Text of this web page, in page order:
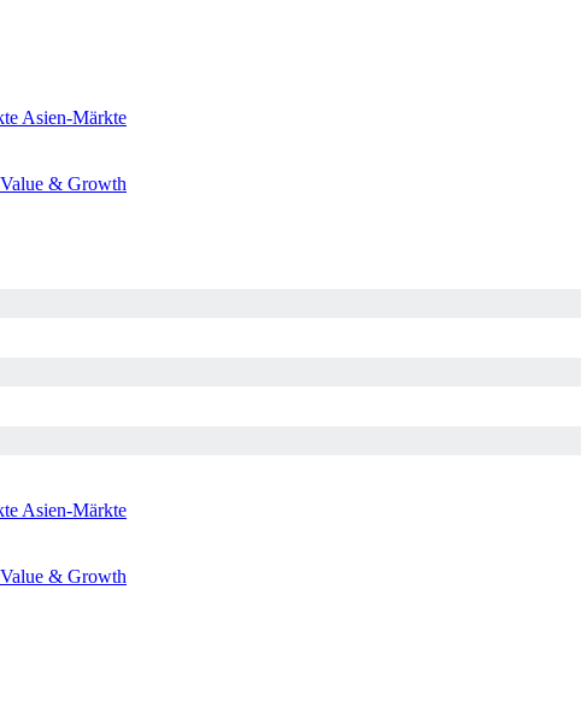
Asien-Märkte
Value & Growth
Asien-Märkte
Value & Growth